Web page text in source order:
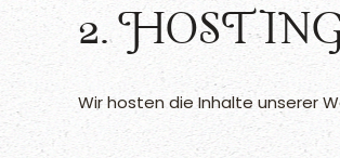
2.
Wir hosten die Inhalte unserer